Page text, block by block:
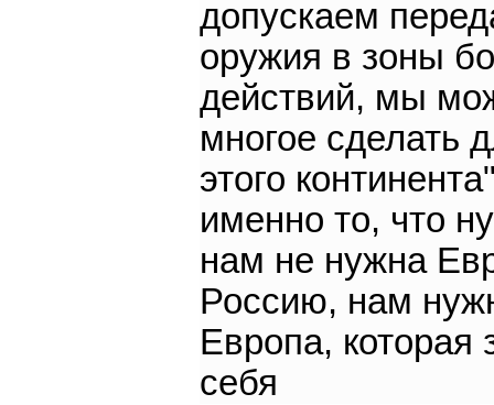
допускаем
оружия в зоны
действий, мы
многое сделать
этого
именно то, что
нам не нужна
Россию, нам
Европа, которая
себя